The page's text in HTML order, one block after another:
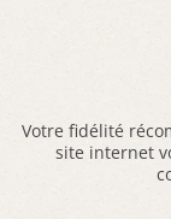
Votre fidélité
site internet